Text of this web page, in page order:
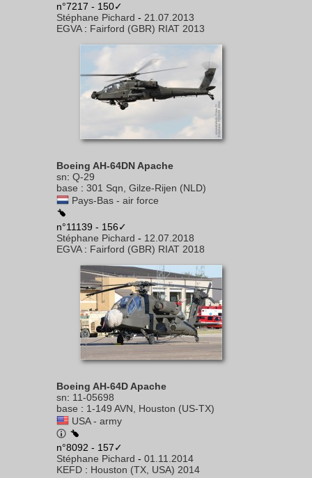
n°7217 - 150✓
Stéphane Pichard - 21.07.2013
EGVA: Fairford (GBR) RIAT 2013
Boeing AH-64DN Apache
sn: Q-29
base : 301 Sqn, Gilze-Rijen (NLD)
Pays-Bas - air force
n°11139 - 156✓
Stéphane Pichard - 12.07.2018
EGVA: Fairford (GBR) RIAT 2018
Boeing AH-64D Apache
sn: 11-05698
base : 1-149 AVN, Houston (US-TX)
USA - army
n°8092 - 157✓
Stéphane Pichard - 01.11.2014
KEFD : Houston (TX, USA) 2014